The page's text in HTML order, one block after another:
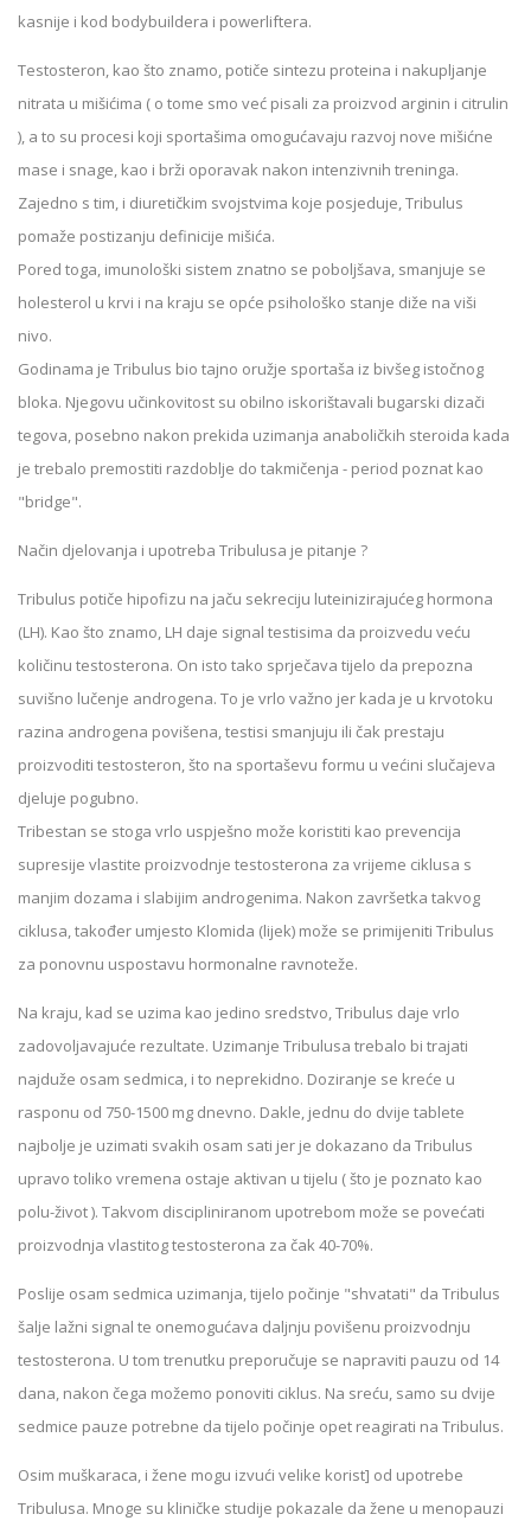
kasnije i kod bodybuildera i powerliftera.
Testosteron, kao što znamo, potiče sintezu proteina i nakupljanje
nitrata u mišićima ( o tome smo već pisali za proizvod arginin i citrulin
), a to su procesi koji sportašima omogućavaju razvoj nove mišićne
mase i snage, kao i brži oporavak nakon intenzivnih treninga.
Zajedno s tim, i diuretičkim svojstvima koje posjeduje, Tribulus
pomaže postizanju definicije mišića.
Pored toga, imunološki sistem znatno se poboljšava, smanjuje se
holesterol u krvi i na kraju se opće psihološko stanje diže na viši
nivo.
Godinama je Tribulus bio tajno oružje sportaša iz bivšeg istočnog
bloka. Njegovu učinkovitost su obilno iskorištavali bugarski dizači
tegova, posebno nakon prekida uzimanja anaboličkih steroida kada
je trebalo premostiti razdoblje do takmičenja - period poznat kao
"bridge".
Način djelovanja i upotreba Tribulusa je pitanje ?
Tribulus potiče hipofizu na jaču sekreciju luteinizirajućeg hormona
(LH). Kao što znamo, LH daje signal testisima da proizvedu veću
količinu testosterona. On isto tako sprječava tijelo da prepozna
suvišno lučenje androgena. To je vrlo važno jer kada je u krvotoku
razina androgena povišena, testisi smanjuju ili čak prestaju
proizvoditi testosteron, što na sportaševu formu u većini slučajeva
djeluje pogubno.
Tribestan se stoga vrlo uspješno može koristiti kao prevencija
supresije vlastite proizvodnje testosterona za vrijeme ciklusa s
manjim dozama i slabijim androgenima. Nakon završetka takvog
ciklusa, također umjesto Klomida (lijek) može se primijeniti Tribulus
za ponovnu uspostavu hormonalne ravnoteže.
Na kraju, kad se uzima kao jedino sredstvo, Tribulus daje vrlo
zadovoljavajuće rezultate. Uzimanje Tribulusa trebalo bi trajati
najduže osam sedmica, i to neprekidno. Doziranje se kreće u
rasponu od 750-1500 mg dnevno. Dakle, jednu do dvije tablete
najbolje je uzimati svakih osam sati jer je dokazano da Tribulus
upravo toliko vremena ostaje aktivan u tijelu ( što je poznato kao
polu-život ). Takvom discipliniranom upotrebom može se povećati
proizvodnja vlastitog testosterona za čak 40-70%.
Poslije osam sedmica uzimanja, tijelo počinje "shvatati" da Tribulus
šalje lažni signal te onemogućava daljnju povišenu proizvodnju
testosterona. U tom trenutku preporučuje se napraviti pauzu od 14
dana, nakon čega možemo ponoviti ciklus. Na sreću, samo su dvije
sedmice pauze potrebne da tijelo počinje opet reagirati na Tribulus.
Osim muškaraca, i žene mogu izvući velike korist] od upotrebe
Tribulusa. Mnoge su kliničke studije pokazale da žene u menopauzi